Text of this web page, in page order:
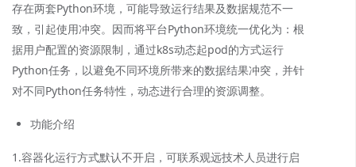
存在两套Python环境，可能导致运行结果及数据规范不一
致，引起使用冲突。因而将平台Python环境统一优化为：根
据用户配置的资源限制，通过k8s动态起pod的方式运行
Python任务，以避免不同环境所带来的数据结果冲突，并针
对不同Python任务特性，动态进行合理的资源调整。
功能介绍
1.容器化运行方式默认不开启，可联系观远技术人员进行启